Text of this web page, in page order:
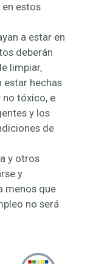
estos
a estar en
deberán
limpiar,
estar hechas
no tóxico, e
y los
de
y otros
y
menos que
no será